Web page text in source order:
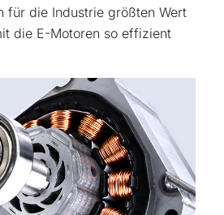
für die Industrie größten Wert
die E-Motoren so effizient